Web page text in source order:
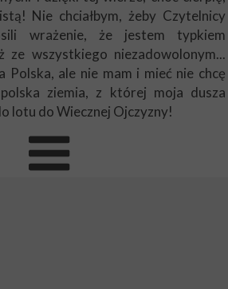
Nie chciałbym, żeby Czytelnicy
wrażenie, że jestem typkiem
ze wszystkiego niezadowolonym...
Polska, ale nie mam i mieć nie chcę
ziemia, z której moja dusza
lotu do Wiecznej Ojczyzny!